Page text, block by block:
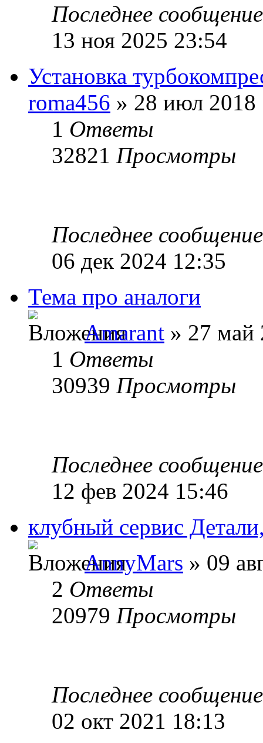
Последнее
13 ноя 2025 23:54
Установка
roma456 » 28 июл 2018
1 Ответы
32821 Просмотры
Последнее
06 дек 2024 12:35
Тема про аналоги
Amarant » 27 май
1 Ответы
30939 Просмотры
Последнее
12 фев 2024 15:46
клубный сервис
AnnyMars » 09
2 Ответы
20979 Просмотры
Последнее
02 окт 2021 18:13